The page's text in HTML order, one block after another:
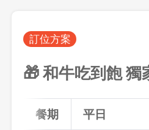
訂位方案
🎁 和牛吃到飽 獨
餐期 平日